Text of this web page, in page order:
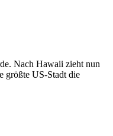
Nach Hawaii zieht nun
größte US-Stadt die